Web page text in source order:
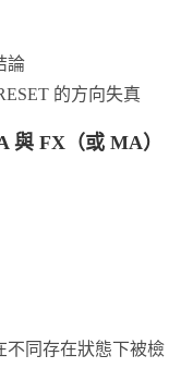
論
的方向失真
與 FX（或 MA）
不同存在狀態下被檢